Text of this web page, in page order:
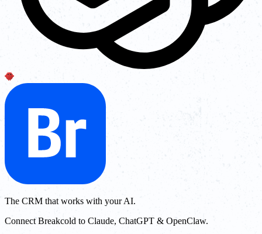
The CRM that works with your AI.
Connect Breakcold to Claude, ChatGPT & OpenClaw.